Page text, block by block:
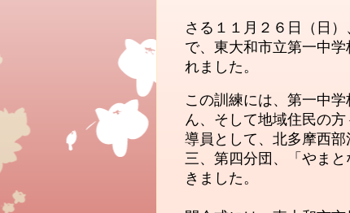
さる１１月２６日（日
で、東大和市立第一中
れました。
この訓練には、第一中
ん、そして地域住民の
導員として、北多摩西
三、第四分団、「やま
きました。